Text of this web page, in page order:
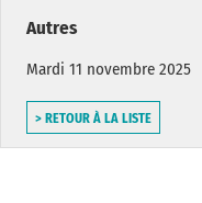
Autres
Mardi 11 novembre 2025
> RETOUR À LA LISTE